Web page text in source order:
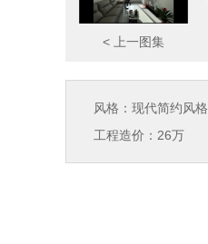
< 上一图集
风格：现代简约风格
工程造价：26万